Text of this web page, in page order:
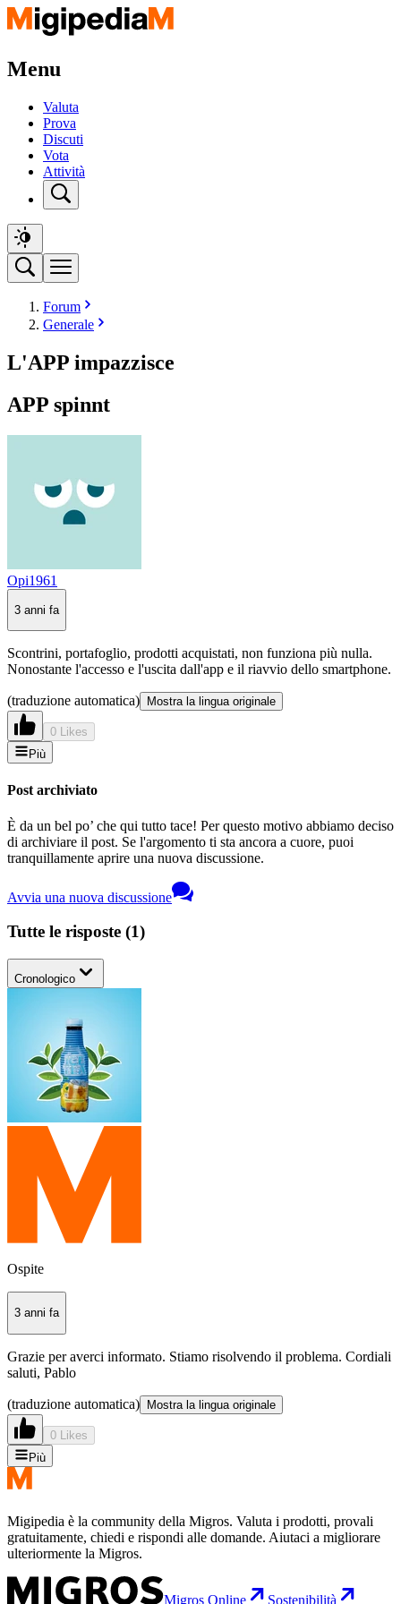
Menu
Valuta
Prova
Discuti
Vota
Attività
Forum
Generale
L'APP impazzisce
APP spinnt
Opi1961
3 anni fa
Scontrini, portafoglio, prodotti acquistati, non funziona più nulla.
Nonostante l'accesso e l'uscita dall'app e il riavvio dello smartphone.
(traduzione automatica) Mostra la lingua originale
0 Likes
Più
Post archiviato
È da un bel po’ che qui tutto tace! Per questo motivo abbiamo deciso
di archiviare il post. Se l'argomento ti sta ancora a cuore, puoi
tranquillamente aprire una nuova discussione.
Avvia una nuova discussione
Tutte le risposte (1)
Cronologico
Ospite
3 anni fa
Grazie per averci informato. Stiamo risolvendo il problema. Cordiali
saluti, Pablo
(traduzione automatica) Mostra la lingua originale
0 Likes
Più
Migipedia è la community della Migros. Valuta i prodotti, provali
gratuitamente, chiedi e rispondi alle domande. Aiutaci a migliorare
ulteriormente la Migros.
Migros Online Sostenibilità